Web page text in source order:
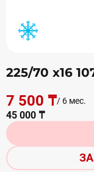
225/70 х16
7 500 ₸/ 6 мес.
45 000 ₸